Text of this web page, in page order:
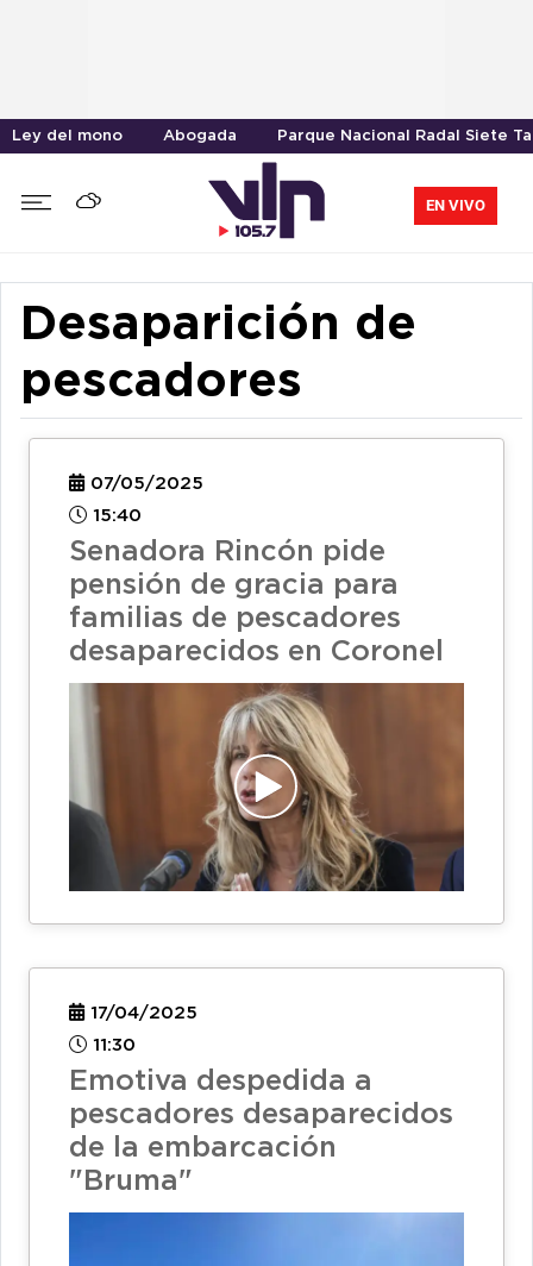
Ley del mono Abogada Parque Nacional Radal Siete
EN VIVO
Desaparición de
pescadores
07/05/2025
15:40
Senadora Rincón pide
pensión de gracia para
familias de pescadores
desaparecidos en Coronel
17/04/2025
11:30
Emotiva despedida a
pescadores desaparecidos
de la embarcación
"Bruma"